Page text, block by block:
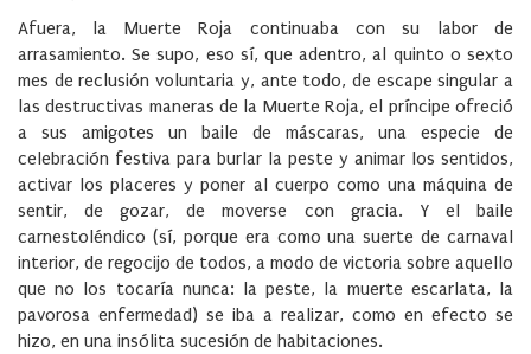
Afuera, la Muerte Roja continuaba con su labor de
arrasamiento. Se supo, eso sí, que adentro, al quinto o sexto
mes de reclusión voluntaria y, ante todo, de escape singular a
las destructivas maneras de la Muerte Roja, el príncipe ofreció
a sus amigotes un baile de máscaras, una especie de
celebración festiva para burlar la peste y animar los sentidos,
activar los placeres y poner al cuerpo como una máquina de
sentir, de gozar, de moverse con gracia. Y el baile
carnestoléndico (sí, porque era como una suerte de carnaval
interior, de regocijo de todos, a modo de victoria sobre aquello
que no los tocaría nunca: la peste, la muerte escarlata, la
pavorosa enfermedad) se iba a realizar, como en efecto se
hizo, en una insólita sucesión de habitaciones.